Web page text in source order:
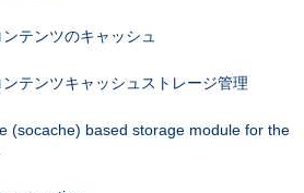
テンツのキャッシュ
テンツキャッシュストレージ管理
(socache) based storage module for the